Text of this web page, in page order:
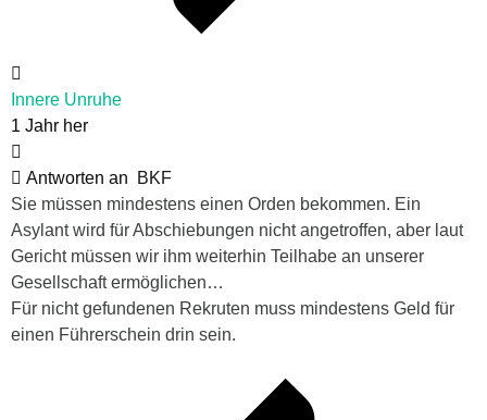
Innere Unruhe
1 Jahr her
Antworten an
BKF
Sie müssen mindestens einen Orden bekommen. Ein
Asylant wird für Abschiebungen nicht angetroffen, aber laut
Gericht müssen wir ihm weiterhin Teilhabe an unserer
Gesellschaft ermöglichen…
Für nicht gefundenen Rekruten muss mindestens Geld für
einen Führerschein drin sein.